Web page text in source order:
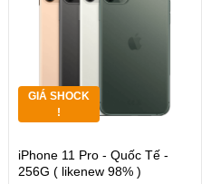
GIÁ SHOCK
!
iPhone 11 Pro - Quốc Tế -
256G ( likenew 98% )